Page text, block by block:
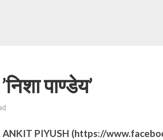
पाण्डेय’
ANKIT PIYUSH (https://